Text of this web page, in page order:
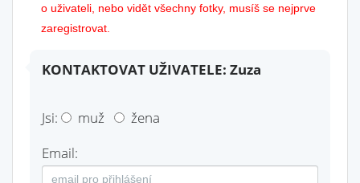
o uživateli, nebo vidět všechny fotky, musíš se nejprve
zaregistrovat.
KONTAKTOVAT UŽIVATELE: Zuza
Jsi: muž
žena
Email: